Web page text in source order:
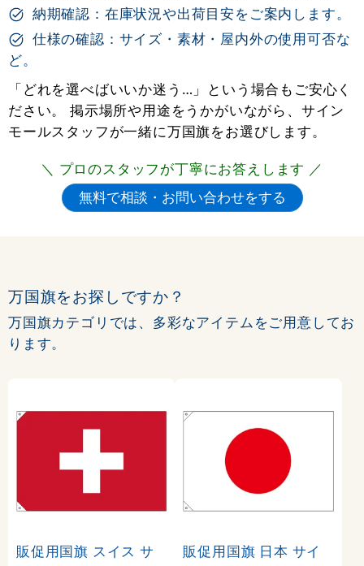
納期確認：在庫状況や出荷目安をご案内します。
仕様の確認：サイズ・素材・屋内外の使用可否な
ど。
「どれを選べばいいか迷う…」という場合もご安心く
ださい。 掲示場所や用途をうかがいながら、サイン
モールスタッフが一緒に万国旗をお選びします。
＼ プロのスタッフが丁寧にお答えします ／
万国旗をお探しですか？
万国旗カテゴリでは、多彩なアイテムをご用意してお
ります。
販促用国旗 スイス サ
販促用国旗 日本 サイ